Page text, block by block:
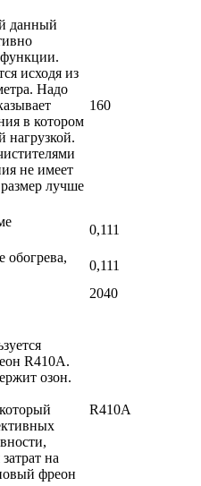
данный
исходя из
Надо
в котором
нагрузкой.
не имеет
лучше
160
0,111
обогрева,
0,111
2040
R410A.
озон.
на
фреон
R410A